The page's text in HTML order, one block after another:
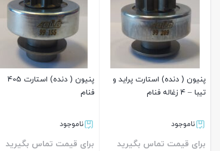
پنیون ( دنده) استارت پراید و
تیبا – 4 زغاله فنام
ناموجود
برای قیمت تماس بگیرید
پنیون ( دنده) استارت 405
فنام
ناموجود
برای قیمت تماس بگیرید